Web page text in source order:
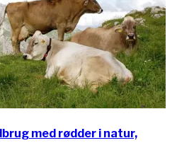
med rødder i natur,